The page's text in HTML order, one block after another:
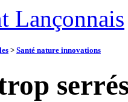
Lançonnais
> Santé nature innovations